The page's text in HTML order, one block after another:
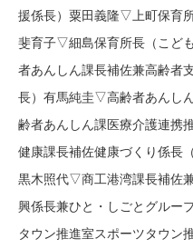
援係長）粟田義隆▽上町保育
斐育子▽細島保育所長（こど
者あんしん課長補佐兼高齢者
長）有馬純圭▽高齢者あんし
齢者あんしん課医療介護連携
健康課長補佐健康づくり係長
黒木照代▽商工港湾課長補佐
興係長兼ひと・しごとグルー
タウン推進室スポーツタウン